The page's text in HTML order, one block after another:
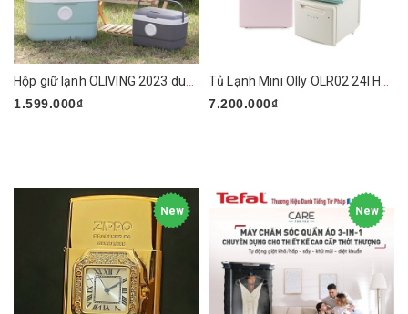
1.599.000₫
7.200.000₫
New New